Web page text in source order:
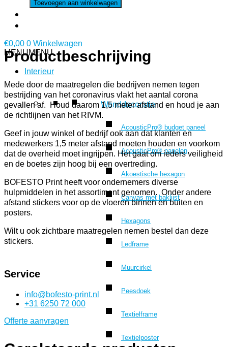
€0,00 0 Winkelwagen
MENUMENU
Interieur
Wanddecoratie
AcousticPro® budget paneel
AcousticPro® panelen
Akoestische hexagon
Canvas met baklijst
Hexagons
Ledframe
Muurcirkel
Peesdoek
Textielframe
Textielposter
Toevoegen aan winkelwagen
Productbeschrijving
Mede door de maatregelen die bedrijven nemen tegen
bestrijding van het coronavirus vlakt het aantal corona
gevallen af. Houd daarom 1,5 meter afstand en houd je aan
de richtlijnen van het RIVM.
Geef in jouw winkel of bedrijf ook aan dat klanten en
medewerkers 1,5 meter afstand moeten houden en voorkom
dat de overheid moet ingrijpen. Het gaat om ieders veiligheid
en de boetes zijn hoog bij een overtreding.
BOFESTO Print heeft voor ondernemers diverse
hulpmiddelen in het assortiment genomen. Onder andere
afstand stickers voor op de vloeren binnen en buiten en
posters.
Wilt u ook zichtbare maatregelen nemen bestel dan deze
stickers.
Service
info@bofesto-print.nl
+31 6250 72 000
Offerte aanvragen